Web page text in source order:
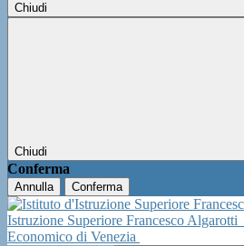
Chiudi
Chiudi
Conferma
Annulla Conferma
Istruzione Superiore Francesco Algarotti
Economico di Venezia